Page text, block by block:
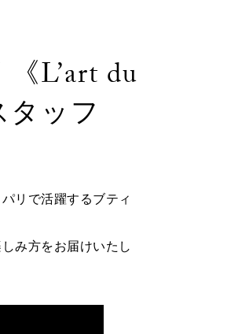
L’art du
ッフ
リで活躍するブティ
み方をお届けいたし